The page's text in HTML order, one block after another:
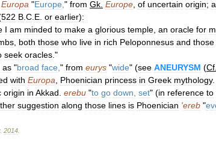
Europa "Europe " from Gk Europe of uncertain origin;
522 B C E or earlier):
I am minded to make a glorious temple an oracle for
both those who live in rich Peloponnesus and those
seek oracles ."
as "broad face " from eurys "wide" (see ANEURYSM (Cf
with Europa Phoenician princess in Greek mythology.
origin in Akkad erebu "to go down set" (in reference to
suggestion along those lines is Phoenician 'ereb "
. 2014